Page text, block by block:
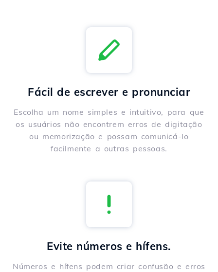
Fácil de escrever e pronunciar
Escolha um nome simples e intuitivo, para que
os usuários não encontrem erros de digitação
ou memorização e possam comunicá-lo
facilmente a outras pessoas.
Evite números e hífens.
Números e hífens podem criar confusão e erros